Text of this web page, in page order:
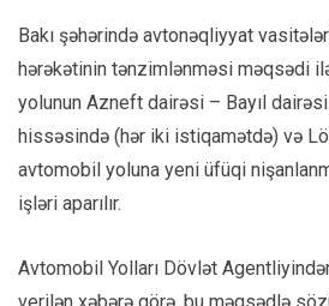
Bakı şəhərində avtonəqliyyat
hərəkətinin tənzimlənməsi məqsədi
yolunun Azneft dairəsi – Bayıl
hissəsində (hər iki istiqamətdə) və
avtomobil yoluna yeni üfüqi
işləri aparılır.
Avtomobil Yolları Dövlət